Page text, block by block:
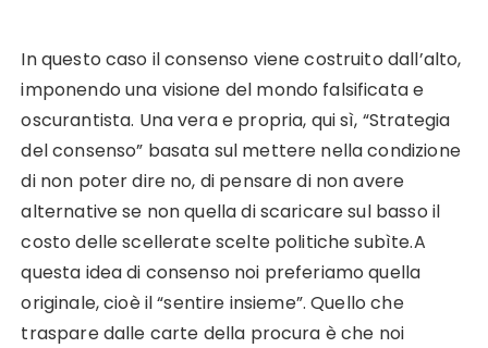
In questo caso il consenso viene costruito dall’alto,
imponendo una visione del mondo falsificata e
oscurantista. Una vera e propria, qui sì, “Strategia
del consenso” basata sul mettere nella condizione
di non poter dire no, di pensare di non avere
alternative se non quella di scaricare sul basso il
costo delle scellerate scelte politiche subìte.A
questa idea di consenso noi preferiamo quella
originale, cioè il “sentire insieme”. Quello che
traspare dalle carte della procura è che noi